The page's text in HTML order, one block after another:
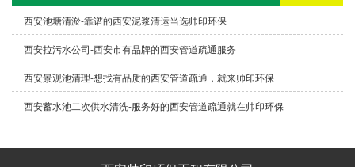
西安池塘清淤-靠谱的西安泥浆清运当选帅印环保
西安拉污水公司-西安市有品牌的西安管道疏通服务
西安景观池清理-想找有品质的西安管道疏通，就来帅印环保
西安蓄水池二次供水清洗-服务好的西安管道疏通就在帅印环保